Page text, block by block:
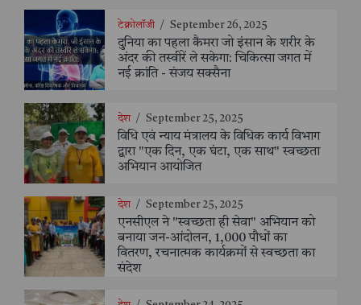
टेक्नोलॉजी / September 26, 2025
दुनिया का पहला कैमरा जो इंसान के शरीर के
अंदर की तस्वीरें ले सकेगा: चिकित्सा जगत में
नई क्रांति - संजय सक्सैना
देश / September 25, 2025
विधि एवं न्याय मंत्रालय के विधिक कार्य विभाग
द्वारा "एक दिन, एक घंटा, एक साथ" स्वच्छता
अभियान आयोजित
देश / September 25, 2025
एनसीएल ने "स्वच्छता ही सेवा" अभियान को
बनाया जन-आंदोलन, 1,000 पौधों का
वितरण, रचनात्मक कार्यक्रमों से स्वच्छता का
संदेश